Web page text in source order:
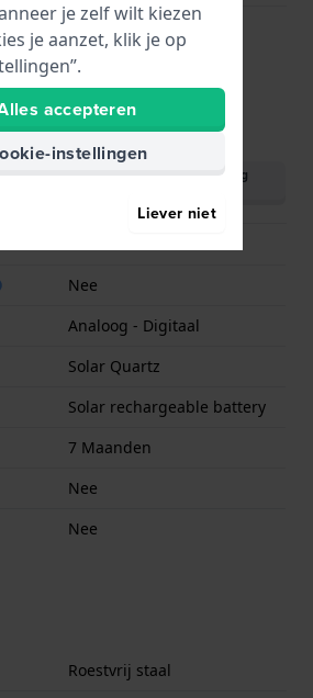
Geen - Vast
Download handleiding
Nee
Analoog - Digitaal
Solar Quartz
Solar rechargeable battery
7 Maanden
Nee
Nee
Roestvrij staal
je zelf wilt kiezen
je aanzet, klik je op
accepteren
instellingen
Liever niet